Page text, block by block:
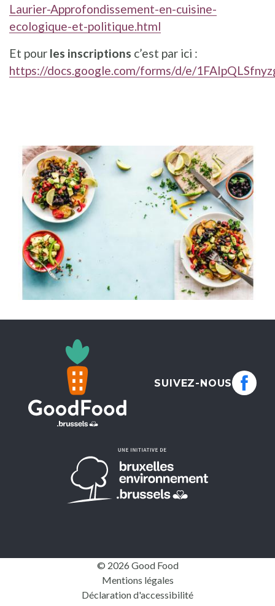
Laurier-Approfondissement-en-cuisine-
ecologique-et-politique.html
Et pour les inscriptions c’est par ici :
https://docs.google.com/forms/d/e/
ILLUSTRATION
SUIVEZ-NOUS
© 2026 Good Food
Mentions légales
Déclaration d'accessibilité